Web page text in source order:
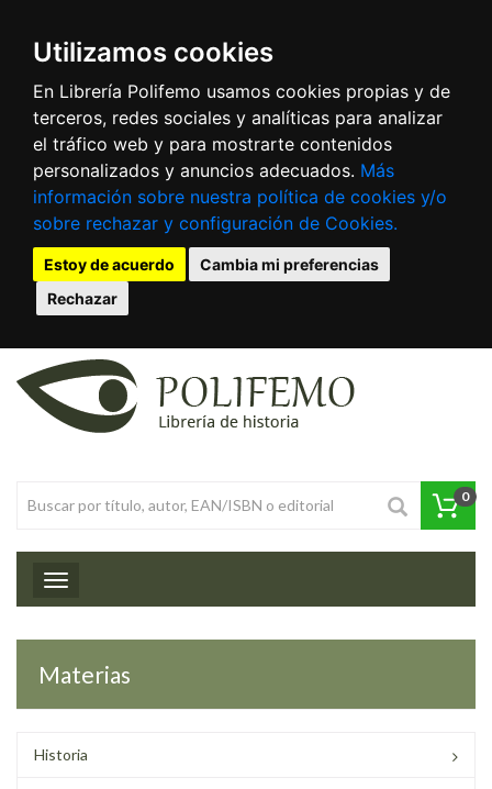
Utilizamos cookies
En Librería Polifemo usamos cookies propias y de
terceros, redes sociales y analíticas para analizar
el tráfico web y para mostrarte contenidos
personalizados y anuncios adecuados. Más
información sobre nuestra política de cookies y/o
sobre rechazar y configuración de Cookies.
Estoy de acuerdo
Cambia mi preferencias
Rechazar
0
Toggle navigation
Materias
Historia